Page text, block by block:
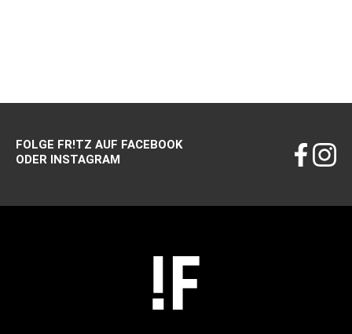
FOLGE FR!TZ AUF FACEBOOK
ODER INSTAGRAM